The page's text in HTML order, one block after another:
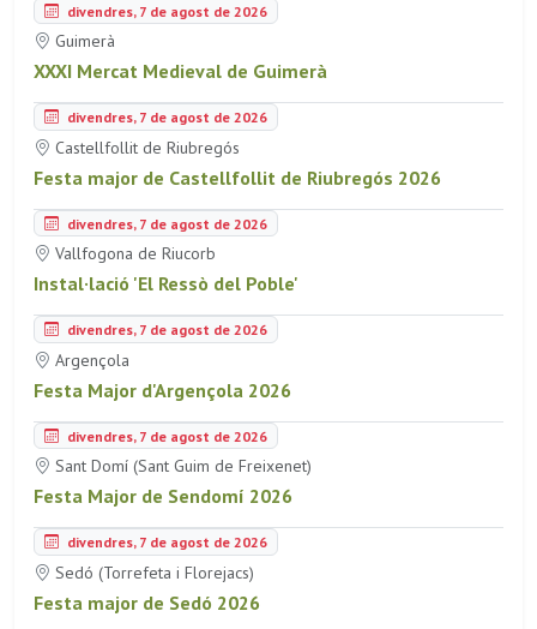
divendres, 7 de agost de 2026
Guimerà
XXXI Mercat Medieval de Guimerà
divendres, 7 de agost de 2026
Castellfollit de Riubregós
Festa major de Castellfollit de Riubregós 2026
divendres, 7 de agost de 2026
Vallfogona de Riucorb
Instal·lació 'El Ressò del Poble'
divendres, 7 de agost de 2026
Argençola
Festa Major d'Argençola 2026
divendres, 7 de agost de 2026
Sant Domí (Sant Guim de Freixenet)
Festa Major de Sendomí 2026
divendres, 7 de agost de 2026
Sedó (Torrefeta i Florejacs)
Festa major de Sedó 2026